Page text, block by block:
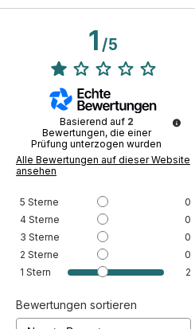
MacBook Pro
Speicher-Typ
SSD
Touch bar
Nein
Webcam
Ja
leistungsstarken Intel Core
ausgestattet, der eine
Aufgaben und Anwendungen
sorgen für eine
während die 512 GB SSD für
eine verbesserte
Pro 13" (2018), Core i5,
Spacegrau, QWERTY
5.0 und Wi-Fi
zuverlässige Verbindung zu
Das MacBook Pro 13"
512GB, Spacegrau,
perfektes Gerät für alle, die
vielseitiges Notebook
Design und seiner hohen
Einsatz im Büro oder zu
1/5
Basierend auf 2
Bewertungen, die einer
Prüfung unterzogen wurden
Alle Bewertungen auf dieser Website
ansehen
5 Sterne
0
4 Sterne
0
3 Sterne
0
2 Sterne
0
1 Stern 2
Bewertungen sortieren